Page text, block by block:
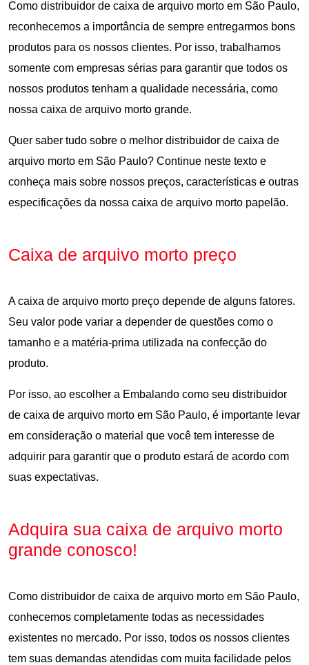
Como distribuidor de caixa de arquivo morto em São Paulo,
reconhecemos a importância de sempre entregarmos bons
produtos para os nossos clientes. Por isso, trabalhamos
somente com empresas sérias para garantir que todos os
nossos produtos tenham a qualidade necessária, como
nossa caixa de arquivo morto grande.
Quer saber tudo sobre o melhor distribuidor de caixa de
arquivo morto em São Paulo? Continue neste texto e
conheça mais sobre nossos preços, características e outras
especificações da nossa caixa de arquivo morto papelão.
Caixa de arquivo morto preço
A caixa de arquivo morto preço depende de alguns fatores.
Seu valor pode variar a depender de questões como o
tamanho e a matéria-prima utilizada na confecção do
produto.
Por isso, ao escolher a Embalando como seu distribuidor
de caixa de arquivo morto em São Paulo, é importante levar
em consideração o material que você tem interesse de
adquirir para garantir que o produto estará de acordo com
suas expectativas.
Adquira sua caixa de arquivo morto
grande conosco!
Como distribuidor de caixa de arquivo morto em São Paulo,
conhecemos completamente todas as necessidades
existentes no mercado. Por isso, todos os nossos clientes
tem suas demandas atendidas com muita facilidade pelos